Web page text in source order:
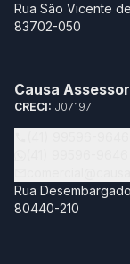
Rua São Vicente
83702-050
Causa
CRECI: J07197
Rua
80440-210